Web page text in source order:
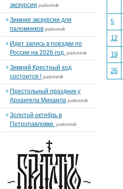
5
12
19
26
экскурсия palomnik
Зимние экскурсии для
паломников palomnik
Идет запись в поездки по
России на 2026 год. palomnik
Зимний Крестный ход
состоится ! palomnik
Престольный праздник у
Архангела Михаила palomnik
Золотой октябрь в
Петропавловке. palomnik